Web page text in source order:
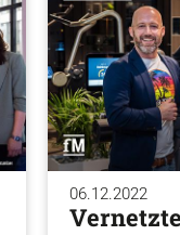
06.12.2022